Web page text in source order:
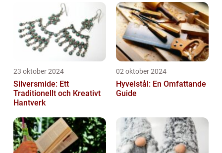
23 oktober 2024
Silversmide: Ett
Traditionellt och Kreativt
Hantverk
02 oktober 2024
Hyvelstål: En Omfattande
Guide